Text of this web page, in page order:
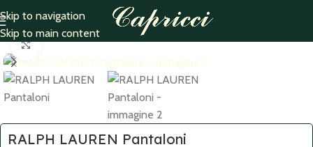
Skip to navigation
Skip to main content
Home Pantaloni
Click to enlarge
RALPH LAUREN Pantaloni